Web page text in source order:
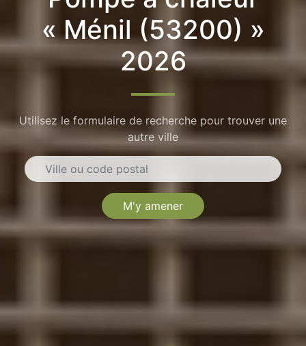
« Ménil (53200) »
2026
Utilisez le formulaire de recherche pour trouver une
autre ville
M'y amener